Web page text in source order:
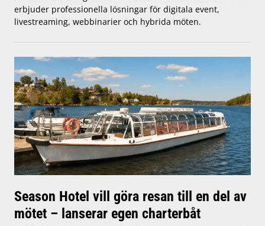
erbjuder professionella lösningar för digitala event,
livestreaming, webbinarier och hybrida möten.
Season Hotel vill göra resan till en del av
mötet – lanserar egen charterbåt